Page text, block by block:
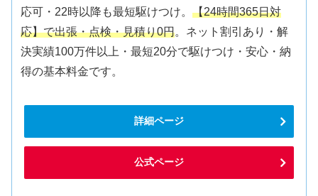
応可・22時以降も最短駆けつけ。【24時間365日対
応】で出張・点検・見積り0円。ネット割引あり・解
決実績100万件以上・最短20分で駆けつけ・安心・納
得の基本料金です。
詳細ページ
公式ページ